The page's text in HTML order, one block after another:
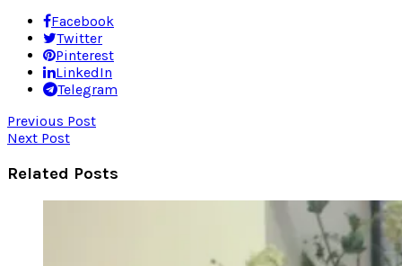
Facebook
Twitter
Pinterest
LinkedIn
Telegram
Previous Post
Next Post
Related Posts